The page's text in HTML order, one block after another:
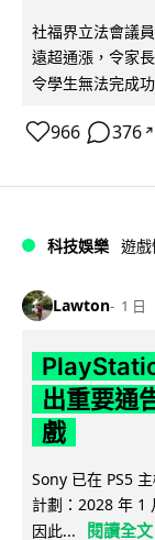
社福界立法會議
遠超通漲，令家
令學生無法完成
966 376 ↗
科技娛樂 遊戲
Lawton 1 日
出重要通
戲
Sony 已在 PS5
計劃：2028 年 1
因此...
閱讀全文